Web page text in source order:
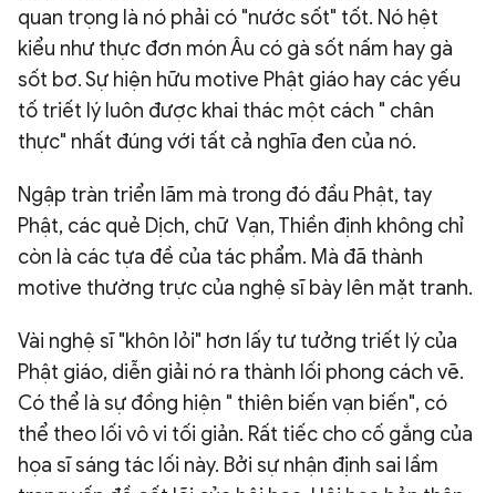
quan trọng là nó phải có "nước sốt" tốt. Nó hệt
kiểu như thực đơn món Âu có gà sốt nấm hay gà
sốt bơ. Sự hiện hữu motive Phật giáo hay các yếu
tố triết lý luôn được khai thác một cách " chân
thực" nhất đúng với tất cả nghĩa đen của nó.
Ngập tràn triển lãm mà trong đó đầu Phật, tay
Phật, các quẻ Dịch, chữ Vạn, Thiền định không chỉ
còn là các tựa đề của tác phẩm. Mà đã thành
motive thường trực của nghệ sĩ bày lên mặt tranh.
Vài nghệ sĩ "khôn lỏi" hơn lấy tư tưởng triết lý của
Phật giáo, diễn giải nó ra thành lối phong cách vẽ.
Có thể là sự đồng hiện " thiên biến vạn biến", có
thể theo lối vô vi tối giản. Rất tiếc cho cố gắng của
họa sĩ sáng tác lối này. Bởi sự nhận định sai lầm